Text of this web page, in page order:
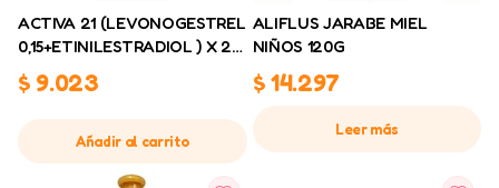
ACTIVA 21 (LEVONOGESTREL
0,15+ETINILESTRADIOL ) X 21
GRAGEAS
$ 9.023
Añadir al carrito
ALIFLUS JARABE MIEL
NIÑOS 120G
$14.297
Leer más